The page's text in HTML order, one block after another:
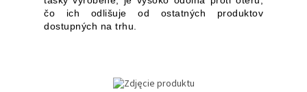
čo ich odlišuje od ostatných produktov
dostupných na trhu.